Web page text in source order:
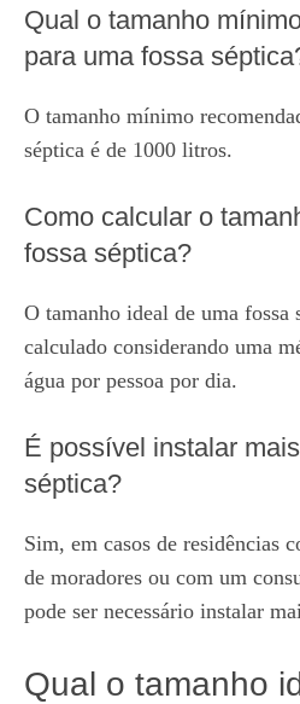
Qual o tamanho
para uma fossa
O tamanho mínimo
séptica é de 1000 litros.
Como calcular o
fossa séptica?
O tamanho ideal de uma fossa
calculado considerando uma
água por pessoa por dia.
É possível instalar
séptica?
Sim, em casos de residências
de moradores ou com um
pode ser necessário instalar
Qual o tamanho